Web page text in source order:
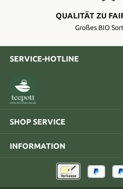
QUALITÄT ZU
Großes BIO
SERVICE-HOTLINE
SHOP SERVICE
INFORMATION